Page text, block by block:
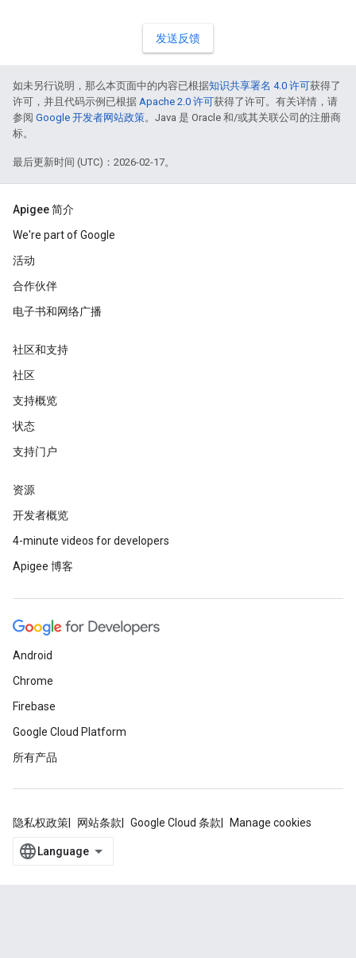
发送反馈
如未另行说明，那么本页面中的内容已根据知识共享署名 4.0 许可获得了
许可，并且代码示例已根据 Apache 2.0 许可获得了许可。有关详情，请
参阅 Google 开发者网站政策。Java 是 Oracle 和/或其关联公司的注册商
标。
最后更新时间 (UTC)：2026-02-17。
Apigee 简介
We're part of Google
活动
合作伙伴
电子书和网络广播
社区和支持
社区
支持概览
状态
支持门户
资源
开发者概览
4-minute videos for developers
Apigee 博客
Android
Chrome
Firebase
Google Cloud Platform
所有产品
隐私权政策 网站条款 Google Cloud 条款 Manage cookies